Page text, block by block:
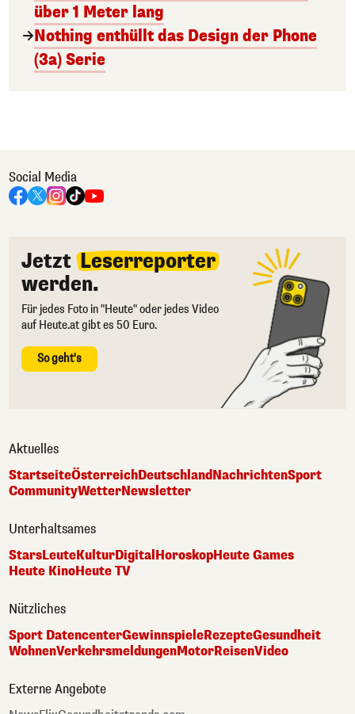
über 1 Meter lang
Nothing enthüllt das Design der Phone
(3a) Serie
Social Media
Jetzt Leserreporter
werden.
Für jedes Foto in "Heute" oder jedes Video
auf Heute.at gibt es 50 Euro.
So geht's
Aktuelles
StartseiteÖsterreichDeutschlandNachrichtenSport
CommunityWetterNewsletter
Unterhaltsames
StarsLeuteKulturDigital HoroskopHeute Games
Heute KinoHeute TV
Nützliches
Sport DatencenterGewinnspieleRezepteGesundheit
WohnenVerkehrsmeldungenMotorReisenVideo
Externe Angebote